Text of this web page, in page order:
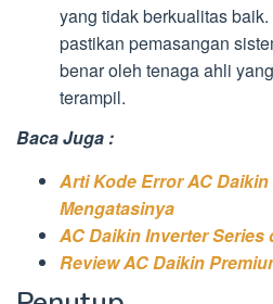
yang tidak berkualitas
pastikan pemasangan
benar oleh tenaga ahli
terampil.
Baca Juga :
Arti Kode Error AC
Mengatasinya
AC Daikin Inverter Series
Review AC Daikin